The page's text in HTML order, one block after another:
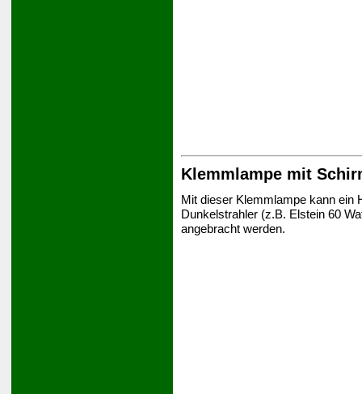
Klemmlampe mit
Mit dieser Klemmlampe kann ein
Dunkelstrahler (z.B. Elstein 60
angebracht werden.